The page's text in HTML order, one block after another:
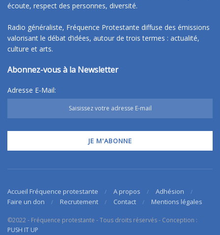
écoute, respect des personnes, diversité.
Radio généraliste, Fréquence Protestante diffuse des émissions
valorisant le débat d’idées, autour de trois termes : actualité,
culture et arts.
Abonnez-vous à la Newsletter
Adresse E-Mail:
Accueil Fréquence protestante A propos
Adhésion
Faire un don
Recrutement Contact Mentions légales
©2022 - Fréquence protestante - Tous droits réservés - Conception :
PUSH IT UP